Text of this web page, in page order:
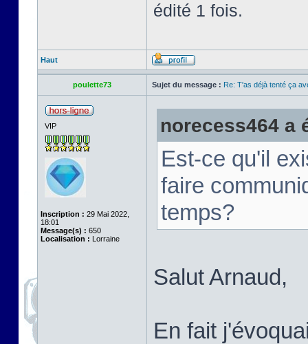
édité 1 fois.
Haut
poulette73 Sujet du message : Re: T'as déjà tenté ça
VIP
Inscription : 29 Mai 2022,
18:01
Message(s) : 650
Localisation : Lorraine
norecess464 a
Est-ce qu'il
faire
temps?
Salut Arnaud,
En fait